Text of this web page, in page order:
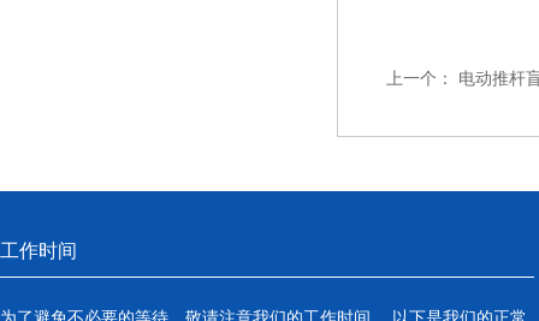
上一个： 电动推杆
工作时间